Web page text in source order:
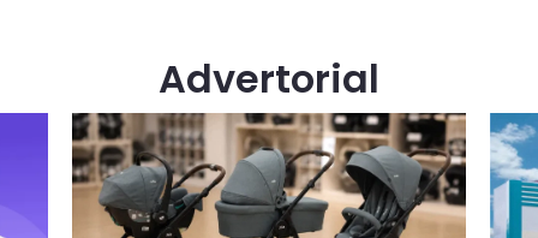
Advertorial